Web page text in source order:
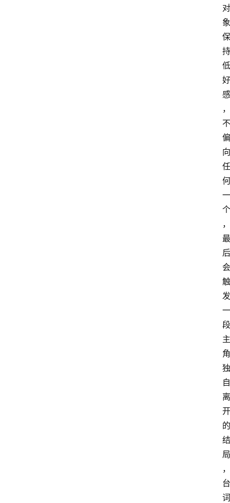
对
象
保
持
低
好
感
，
不
偏
向
任
何
一
个
，
最
后
会
触
发
一
段
主
角
独
自
离
开
的
结
局
，
台
词